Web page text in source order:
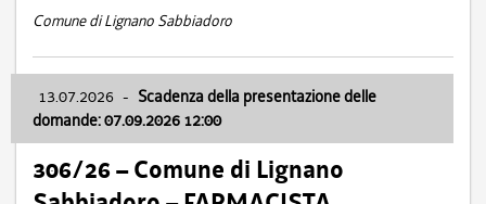
Comune di Lignano Sabbiadoro
13.07.2026 - Scadenza della presentazione delle
domande: 07.09.2026 12:00
306/26 – Comune di Lignano